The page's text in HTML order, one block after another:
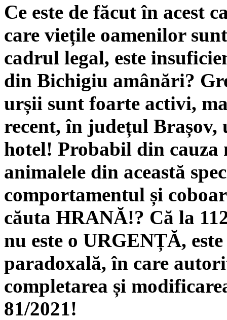
Ce este de făcut în acest
care viețile oamenilor
cadrul legal, este
din Bichigiu amânări?
urșii sunt foarte activi,
recent, în județul
hotel! Probabil din cauza
animalele din această
comportamentul și
căuta HRANĂ!? Că la
nu este o URGENȚĂ,
paradoxală, în care
completarea și
81/2021!